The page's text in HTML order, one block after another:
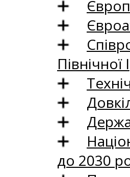
Північної
до 2030